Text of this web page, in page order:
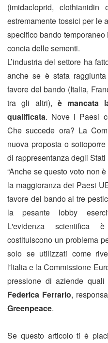
(imidacloprid,
estremamente tossici per le
specifico bando
concia delle sementi.
L’industria del settore ha
anche se è stata
favore del bando (Italia,
tra gli altri), è mancata
qualificata. Nove i Paesi
Che succede ora? La
nuova proposta o
di rappresentanza degli Stati
“Anche se questo voto non
la maggioranza dei Paesi
favore del bando ai tre
la pesante lobby
L'evidenza scientifica
costituiscono un problema
solo se utilizzati come
l'Italia e la Commissione
pressione di aziende quali
Federica Ferrario,
Greenpeace.
Se questo articolo ti è